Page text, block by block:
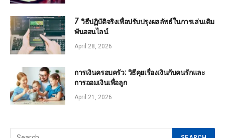
7 วิธีปฏิบัติจริงเพื่อปรับปรุงผลลัพธ์ในการเล่นเดิม
พันออนไลน์
April 28, 2026
การเงินครอบครัว: วิธีคุยเรื่องเงินกับคนรักและ
การออมเงินเพื่อลูก
April 21, 2026